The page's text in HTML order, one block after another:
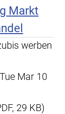
Markt
werben
Mar 10
29 KB)